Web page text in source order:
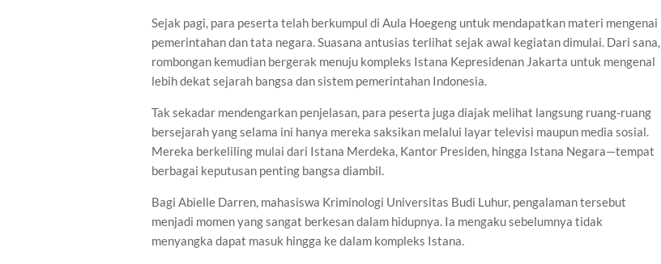
Sejak pagi, para peserta telah berkumpul di Aula Hoegeng untuk mendapatkan materi mengenai
pemerintahan dan tata negara. Suasana antusias terlihat sejak awal kegiatan dimulai. Dari sana,
rombongan kemudian bergerak menuju kompleks Istana Kepresidenan Jakarta untuk mengenal
lebih dekat sejarah bangsa dan sistem pemerintahan Indonesia.
Tak sekadar mendengarkan penjelasan, para peserta juga diajak melihat langsung ruang-ruang
bersejarah yang selama ini hanya mereka saksikan melalui layar televisi maupun media sosial.
Mereka berkeliling mulai dari Istana Merdeka, Kantor Presiden, hingga Istana Negara—tempat
berbagai keputusan penting bangsa diambil.
Bagi Abielle Darren, mahasiswa Kriminologi Universitas Budi Luhur, pengalaman tersebut
menjadi momen yang sangat berkesan dalam hidupnya. Ia mengaku sebelumnya tidak
menyangka dapat masuk hingga ke dalam kompleks Istana.